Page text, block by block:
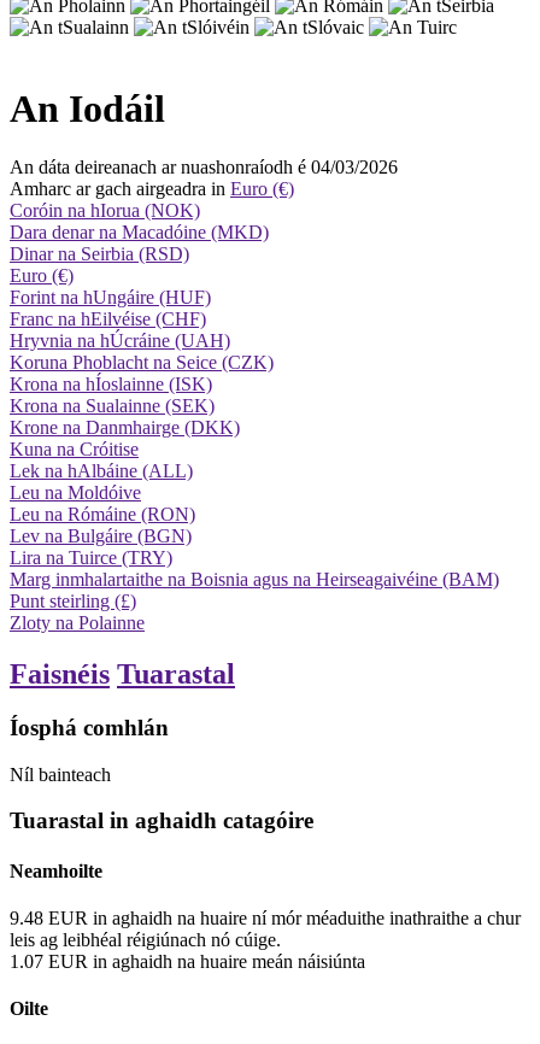
An Iodáil
An dáta deireanach ar nuashonraíodh é 04/03/2026
Amharc ar gach airgeadra in Euro (€)
Coróin na hIorua (NOK)
Dara denar na Macadóine (MKD)
Dinar na Seirbia (RSD)
Euro (€)
Forint na hUngáire (HUF)
Franc na hEilvéise (CHF)
Hryvnia na hÚcráine (UAH)
Koruna Phoblacht na Seice (CZK)
Krona na hÍoslainne (ISK)
Krona na Sualainne (SEK)
Krone na Danmhairge (DKK)
Kuna na Cróitise
Lek na hAlbáine (ALL)
Leu na Moldóive
Leu na Rómáine (RON)
Lev na Bulgáire (BGN)
Lira na Tuirce (TRY)
Marg inmhalartaithe na Boisnia agus na Heirseagaivéine (BAM)
Punt steirling (£)
Zloty na Polainne
Faisnéis Tuarastal
Íosphá comhlán
Níl bainteach
Tuarastal in aghaidh catagóire
Neamhoilte
9.48 EUR in aghaidh na huaire ní mór méaduithe inathraithe a chur
leis ag leibhéal réigiúnach nó cúige.
1.07 EUR in aghaidh na huaire meán náisiúnta
Oilte